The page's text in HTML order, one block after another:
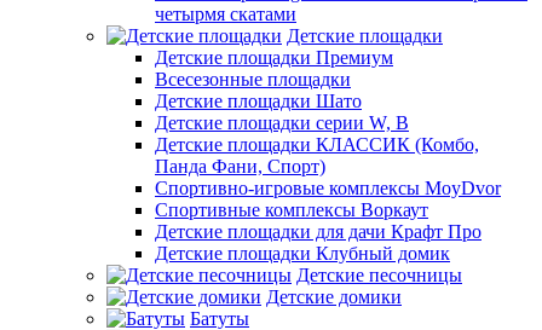
четырмя скатами
Детские площадки
Детские площадки Премиум
Всесезонные площадки
Детские площадки Шато
Детские площадки серии W, В
Детские площадки КЛАССИК (Комбо,
Панда Фани, Спорт)
Спортивно-игровые комплексы MoyDvor
Спортивные комплексы Воркаут
Детские площадки для дачи Крафт Про
Детские площадки Клубный домик
Детские песочницы
Детские домики
Батуты